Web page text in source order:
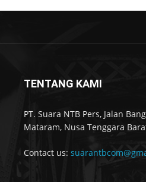
TENTANG KAMI
PT. Suara NTB Pers, Jalan
Mataram, Nusa Tenggara
Contact us: